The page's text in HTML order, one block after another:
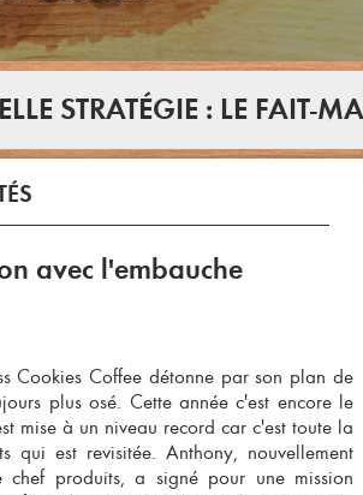
STRATÉGIE : LE FAIT-
avec l'embauche
Cookies Coffee détonne par son plan de
plus osé. Cette année c'est encore le
mise à un niveau record car c'est toute la
qui est revisitée. Anthony, nouvellement
produits, a signé pour une mission